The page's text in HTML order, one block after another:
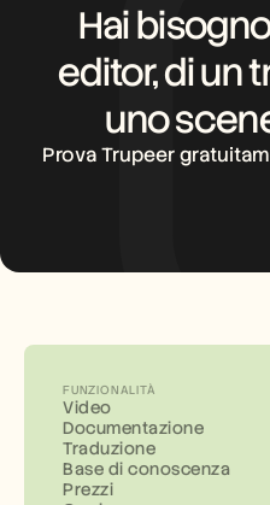
Hai
editor, di un
uno
Prova Trupeer
FUNZIONALITÀ
Video
Documentazione
Traduzione
Base di conoscenza
Prezzi